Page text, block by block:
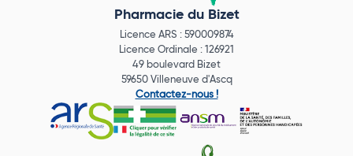
Pharmacie du Bizet
Licence ARS : 590009874
Licence Ordinale : 126921
49 boulevard Bizet
59650 Villeneuve d'Ascq
Contactez-nous !